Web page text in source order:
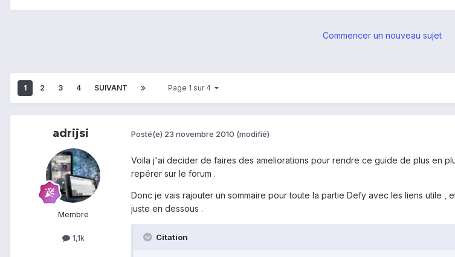
Commencer un nouveau sujet
1 2 3 4 SUIVANT Page 1 sur 4
adrijsi
Membre
1,1k
Posté(e) 23 novembre 2010 (modifié)
Voila j'ai decider de faires des ameliorations pour rendre ce guide de plus en
repérer sur le forum .
Donc je vais rajouter un sommaire pour toute la partie Defy avec les liens utile ,
juste en dessous .
Citation